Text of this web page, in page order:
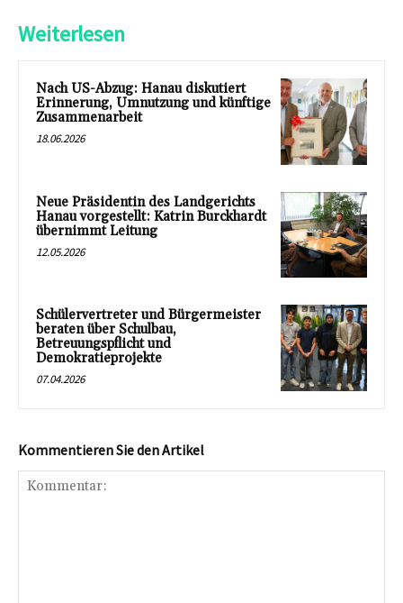
Weiterlesen
Nach US-Abzug: Hanau diskutiert
Erinnerung, Umnutzung und künftige
Zusammenarbeit
18.06.2026
Neue Präsidentin des Landgerichts
Hanau vorgestellt: Katrin Burckhardt
übernimmt Leitung
12.05.2026
Schülervertreter und Bürgermeister
beraten über Schulbau,
Betreuungspflicht und
Demokratieprojekte
07.04.2026
Kommentieren Sie den Artikel